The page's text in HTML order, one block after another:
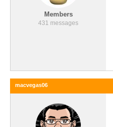
Members
431 messages
macvegas06